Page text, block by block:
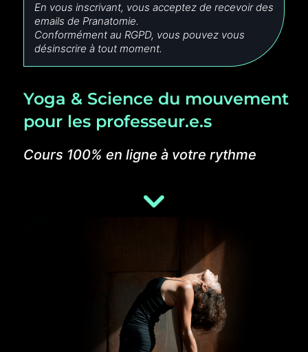
Yoga & Science du mouvement
pour les professeur.e.s
Cours 100% en ligne à votre rythme
En vous inscrivant, vous acceptez de recevoir des
emails de Pranatomie.
Conformément au RGPD, vous pouvez vous
désinscrire à tout moment.